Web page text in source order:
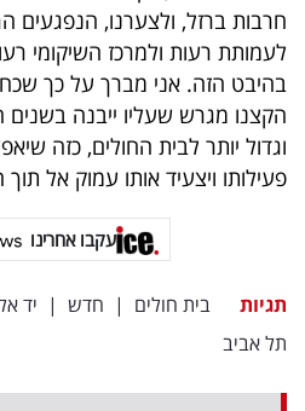
אחרינו:
חרבות ברזל, ולצערנו, הנפגעים
לעמותת רעות ולמרכז השיקומי
בהיבט הזה. אני מברך על כך
הקצנו מגרש שעליו ייבנה
וגדול יותר לבית החולים, כזה
פעילותו ויצעיד אותו עמוק אל תוך
עקבו אחרינו
תגיות בית חולים | חדש | יד
תל אביב